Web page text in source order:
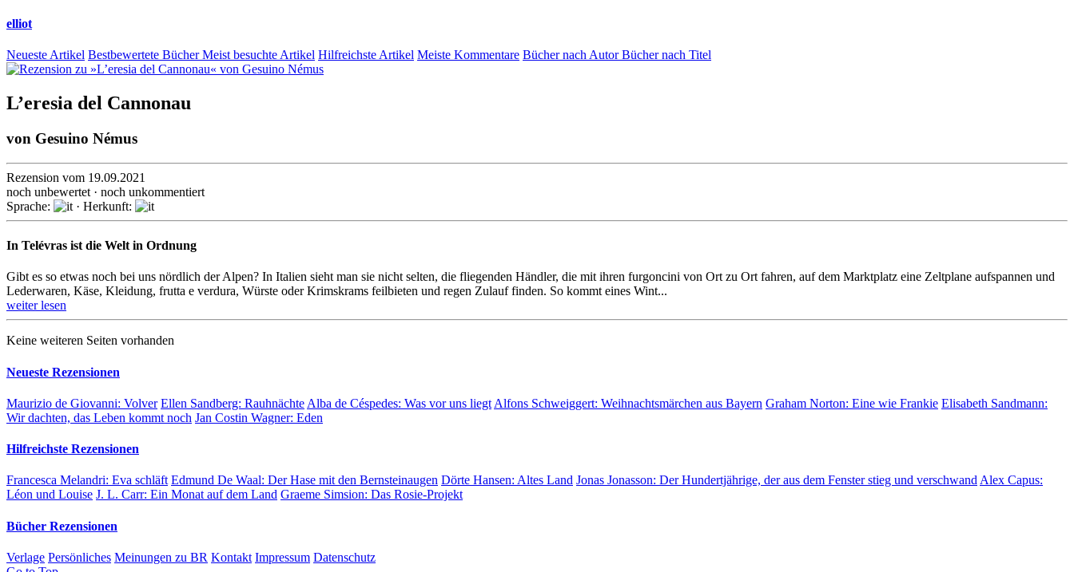
elliot
Neueste Artikel Bestbewertete BücherMeist besuchte Artikel Hilfreichste Artikel Meiste Kommentare Bücher nach AutorBücher nach Titel
L’eresia del Cannonau
von Gesuino Némus
Rezension vom 19.09.2021
noch unbewertet · noch unkommentiert
Sprache:
· Herkunft:
In Telévras ist die Welt in Ordnung
Gibt es so etwas noch bei uns nördlich der Alpen? In Italien sieht man sie nicht selten, die flie­genden Händler, die mit ihren furgoncini von Ort zu Ort fahren, auf dem Markt­platz eine Zeltplane auf­spannen und
Leder­waren, Käse, Kleidung, frutta e verdura, Würste oder Krims­krams feil­bieten und regen Zulauf finden. So kommt eines Wint...
weiter lesen
Keine weiteren Seiten vorhanden
Neueste Rezensionen
Maurizio de Giovanni: Volver Ellen Sandberg: Rauhnächte Alba de Céspedes: Was vor uns liegt Alfons Schweiggert: Weihnachtsmärchen aus Bayern Graham Norton: Eine wie Frankie Elisabeth Sandmann:
Wir dachten, das Leben kommt noch Jan Costin Wagner: Eden
Hilfreichste Rezensionen
Francesca Melandri: Eva schläft Edmund De Waal: Der Hase mit den Bernsteinaugen Dörte Hansen: Altes Land Jonas Jonasson: Der Hundertjährige, der aus dem Fenster stieg und verschwandAlex Capus:
Léon und Louise J. L. Carr: Ein Monat auf dem Land Graeme Simsion: Das Rosie-Projekt
Bücher Rezensionen
Verlage Persönliches Meinungen zu BR Kontakt Impressum Datenschutz